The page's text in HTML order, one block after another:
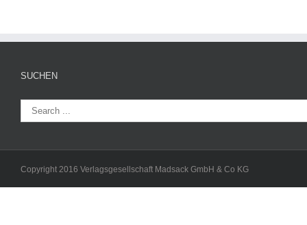
SUCHEN
Copyright 2016 Verlagsgesellschaft Madsack GmbH & Co KG